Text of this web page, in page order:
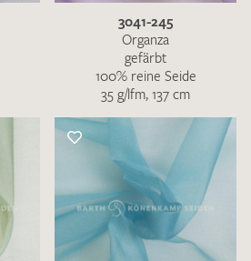
3041-245
Organza
gefärbt
100% reine Seide
35 g/lfm, 137 cm